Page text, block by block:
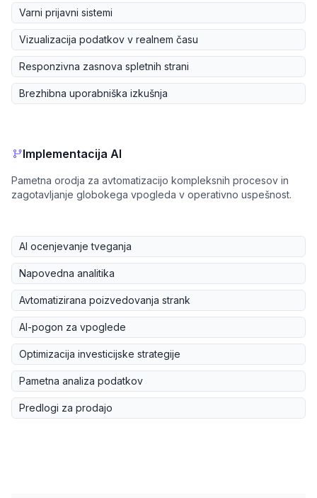
Varni prijavni sistemi
Vizualizacija podatkov v realnem času
Responzivna zasnova spletnih strani
Brezhibna uporabniška izkušnja
Implementacija AI
Pametna orodja za avtomatizacijo kompleksnih procesov in
zagotavljanje globokega vpogleda v operativno uspešnost.
AI ocenjevanje tveganja
Napovedna analitika
Avtomatizirana poizvedovanja strank
AI-pogon za vpoglede
Optimizacija investicijske strategije
Pametna analiza podatkov
Predlogi za prodajo